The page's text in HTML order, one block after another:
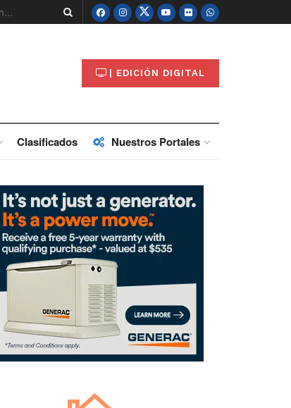
| EDICIÓN DIGITAL
Clasificados Nuestros Portales